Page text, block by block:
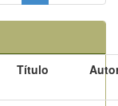
Título